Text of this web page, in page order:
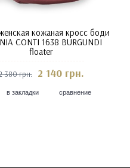
кожаная кросс боди
CONTI 1638 BURGUNDI
floater
380 грн. 2 140 грн.
в закладки сравнение